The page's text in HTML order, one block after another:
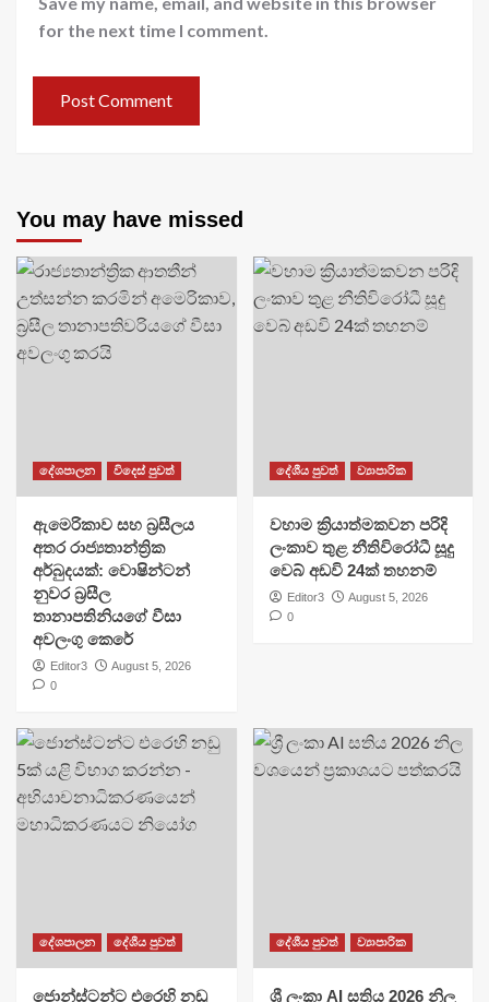
for the next time I comment.
You may have missed
දේශපාලන විදෙස් පුවත්
ඇමෙරිකාව සහ බ්‍රසීලය
අතර රාජ්‍යතාන්ත්‍රික
අර්බුදයක්: වොෂින්ටන්
නුවර බ්‍රසීල
තානාපතිනියගේ වීසා
අවලංගු කෙරේ
Editor3
August 5, 2026
0
දේශීය පුවත් ව්‍යාපාරික
වහාම ක්‍රියාත්මකවන පරිදි
ලංකාව තුළ නීතිවිරෝධී සූදු
වෙබ් අඩවි 24ක් තහනම්
Editor3
August 5, 2026
0
දේශපාලන දේශීය පුවත්
ජොන්ස්ටන්ට එරෙහි නඩු
දේශීය පුවත් ව්‍යාපාරික
ශ්‍රී ලංකා AI සතිය 2026 නිල